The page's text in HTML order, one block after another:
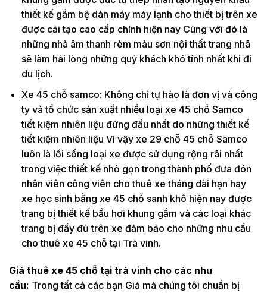
thiết kế gầm bệ dàn máy máy lạnh cho thiết bị trên xe
được cải tạo cao cấp chính hiện nay Cùng với đó là
những nhà âm thanh rèm màu sơn nội thất trang nhã
sẽ làm hài lòng những quý khách khó tính nhất khi đi
du lịch.
Xe 45 chỗ samco: Không chỉ tự hào là đơn vị và công
ty và tổ chức sản xuất nhiều loại xe 45 chỗ Samco
tiết kiệm nhiên liệu đứng đầu nhất do những thiết kế
tiết kiệm nhiên liệu Vì vậy xe 29 chỗ 45 chỗ Samco
luôn là lối sống loại xe được sử dụng rộng rãi nhất
trong việc thiết kế nhỏ gọn trong thành phố đưa đón
nhân viên công viên cho thuê xe tháng dài hạn hay
xe học sinh bằng xe 45 chỗ sanh khô hiện nay được
trang bị thiết kế bầu hơi khung gầm và các loại khác
trang bị đầy đủ trên xe đảm bảo cho những nhu cầu
cho thuê xe 45 chỗ tại Trà vinh.
Giá thuê xe 45 chỗ tại trà vinh cho các nhu
cầu: Trong tất cả các bạn Giá mà chúng tôi chuẩn bị